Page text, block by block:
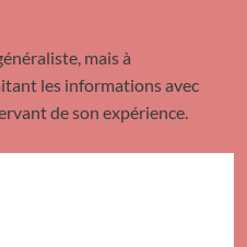
mais à
les informations avec
de son expérience.